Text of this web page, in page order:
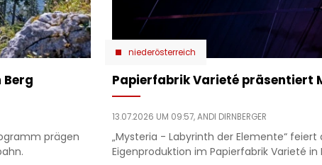
Berg
prägen
niederösterreich
Papierfabrik Varieté präsentiert
13.07.2026 UM 09:57,ANDI DIRNBERGER
„Mysteria - Labyrinth der Elemente“ feiert
Eigenproduktion im Papierfabrik Varieté in